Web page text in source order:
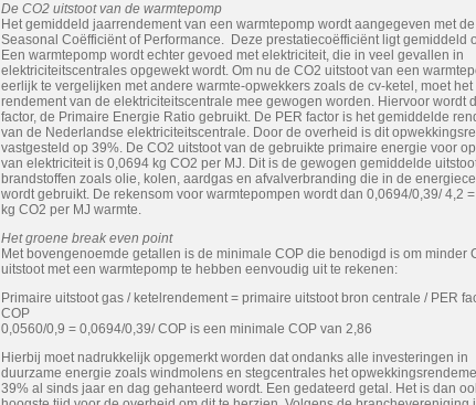
De CO2 uitstoot van de warmtepomp
Het gemiddeld jaarrendement van een warmtepomp wordt aangegeven met
Seasonal Coëfficiënt of Performance. Deze prestatiecoëfficiënt ligt gemiddeld
Een warmtepomp wordt echter gevoed met elektriciteit, die in veel gevallen in
elektriciteitscentrales opgewekt wordt. Om nu de CO2 uitstoot van een
eerlijk te vergelijken met andere warmte-opwekkers zoals de cv-ketel, moet het
rendement van de elektriciteitscentrale mee gewogen worden. Hiervoor wordt
factor, de Primaire Energie Ratio gebruikt. De PER factor is het gemiddelde
van de Nederlandse elektriciteitscentrale. Door de overheid is dit
vastgesteld op 39%. De CO2 uitstoot van de gebruikte primaire energie voor
van elektriciteit is 0,0694 kg CO2 per MJ. Dit is de gewogen gemiddelde
brandstoffen zoals olie, kolen, aardgas en afvalverbranding die in de
wordt gebruikt. De rekensom voor warmtepompen wordt dan 0,0694/0,39/ 4,2
kg CO2 per MJ warmte.
Het groene break even point
Met bovengenoemde getallen is de minimale COP die benodigd is om minder
uitstoot met een warmtepomp te hebben eenvoudig uit te rekenen:
Primaire uitstoot gas / ketelrendement = primaire uitstoot bron centrale / PER
COP
0,0560/0,9 = 0,0694/0,39/ COP is een minimale COP van 2,86
Hierbij moet nadrukkelijk opgemerkt worden dat ondanks alle investeringen in
duurzame energie zoals windmolens en stegcentrales het
39% al sinds jaar en dag gehanteerd wordt. Een gedateerd getal. Het is dan